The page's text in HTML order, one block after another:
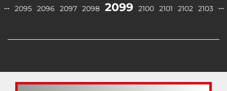
… 2095 2096 2097 2098 2099 2100 2101 2102 2103 …